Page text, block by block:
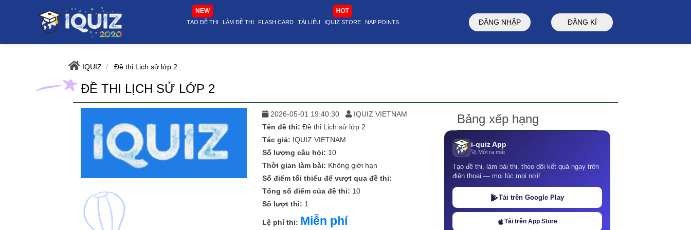
Đề thi Lịch sử lớp 2 | i-quiz.vn@stop article@stop
TẠO ĐỀ THI
NEW
LÀM ĐỀ THI FLASH CARD TÀI LIỆU IQUIZ STORE
HOT
NẠP POINTS ĐĂNG NHẬP ĐĂNG KÍ
IQUIZ Đề thi Lịch sử lớp 2
ĐỀ THI LỊCH SỬ LỚP 2
2026-05-01 19:40:30
IQUIZ VIETNAM
Tên đề thi:Đề thi Lịch sử lớp 2
Tác giả: IQUIZ VIETNAM
Số lượng câu hỏi: 10
Thời gian làm bài: Không giới hạn
Số điểm tối thiểu để vượt qua đề thi:
Tổng số điểm của đề thi: 10
Số lượt thi: 1
Lệ phí thi: Miễn phí
Bảng xếp hạng
i-quiz App
🚀 Mới ra mắt
Tạo đề thi, làm bài thi, theo dõi kết quả ngay trên
điện thoại — mọi lúc mọi nơi!
Tải trên Google Play
Tải trên App Store